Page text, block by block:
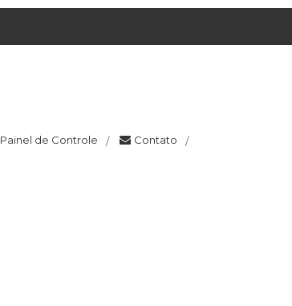
Painel de Controle / Contato /